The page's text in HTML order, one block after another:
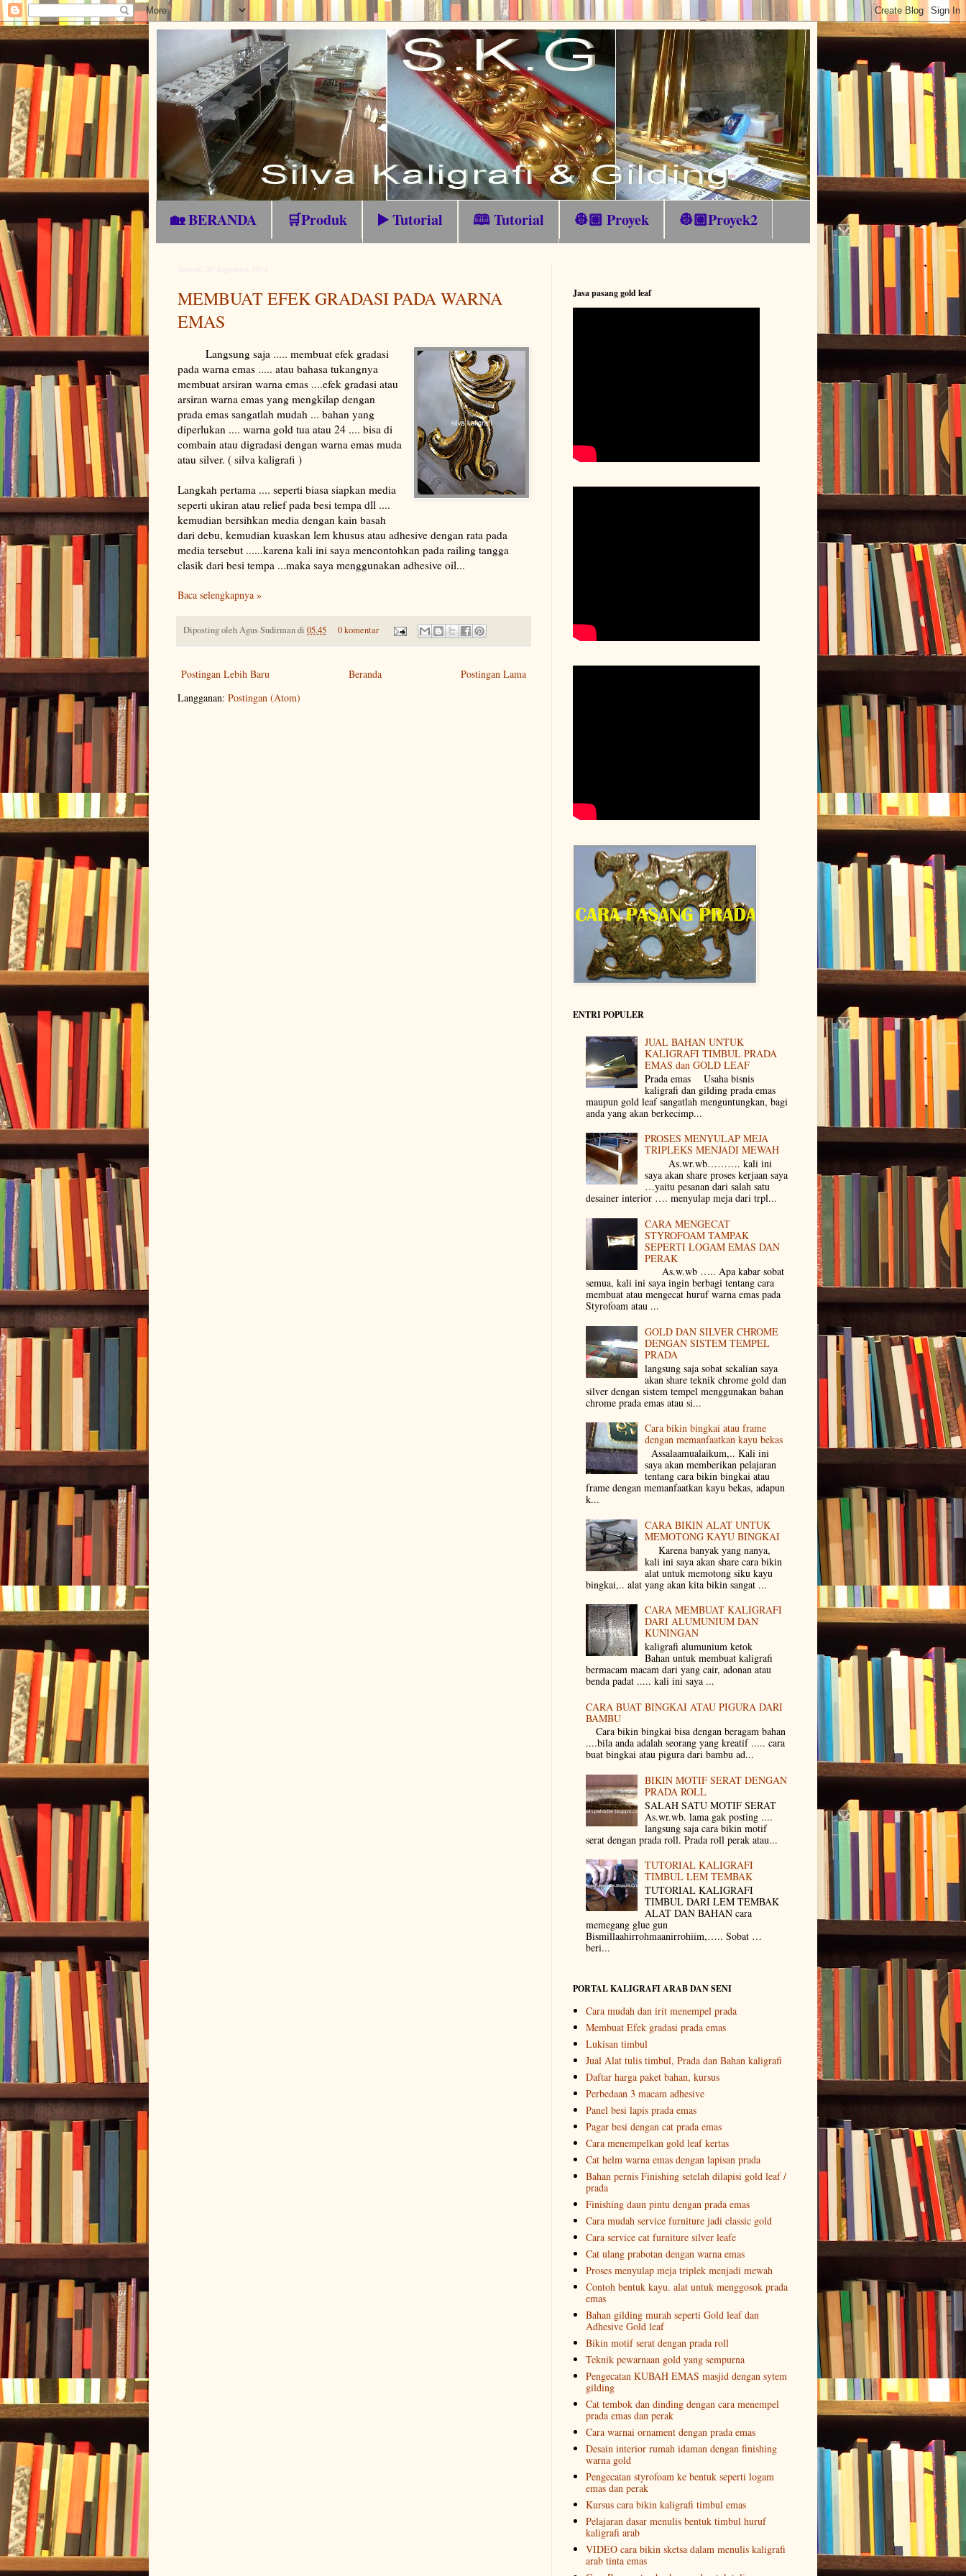
🏡 BERANDA 🛒Produk ▶️ Tutorial 🕮 Tutorial 👷🏼 Proyek 👷🏼Proyek2
MEMBUAT EFEK GRADASI PADA WARNA
EMAS
Langsung saja ..... membuat efek gradasi
pada warna emas ..... atau bahasa tukangnya
membuat arsiran warna emas ....efek gradasi atau
arsiran warna emas yang mengkilap dengan
prada emas sangatlah mudah ... bahan yang
diperlukan .... warna gold tua atau 24 .... bisa di
combain atau digradasi dengan warna emas muda
atau silver. ( silva kaligrafi )
Langkah pertama .... seperti biasa siapkan media
seperti ukiran atau relief pada besi tempa dll ....
kemudian bersihkan media dengan kain basah
dari debu, kemudian kuaskan lem khusus atau adhesive dengan rata pada
media tersebut ......karena kali ini saya mencontohkan pada railing tangga
clasik dari besi tempa ...maka saya menggunakan adhesive oil...
Baca selengkapnya »
Diposting olehAgus Sudirmandi 05.45 0 komentar
Postingan Lebih Baru Postingan Lama
Beranda
Langganan: Postingan (Atom)
Jasa pasang gold leaf
ENTRI POPULER
JUAL BAHAN UNTUK
KALIGRAFI TIMBUL PRADA
EMAS dan GOLD LEAF
Prada emas Usaha bisnis
kaligrafi dan gilding prada emas
maupun gold leaf sangatlah menguntungkan, bagi
anda yang akan berkecimp...
PROSES MENYULAP MEJA
TRIPLEKS MENJADI MEWAH
As.wr.wb………. kali ini
saya akan share proses kerjaan saya
…yaitu pesanan dari salah satu
desainer interior …. menyulap meja dari trpl...
CARA MENGECAT
STYROFOAM TAMPAK
SEPERTI LOGAM EMAS DAN
PERAK
As.w.wb ….. Apa kabar sobat
semua, kali ini saya ingin berbagi tentang cara
membuat atau mengecat huruf warna emas pada
Styrofoam atau ...
GOLD DAN SILVER CHROME
DENGAN SISTEM TEMPEL
PRADA
langsung saja sobat sekalian saya
akan share teknik chrome gold dan
silver dengan sistem tempel menggunakan bahan
chrome prada emas atau si...
Cara bikin bingkai atau frame
dengan memanfaatkan kayu bekas
Assalaamualaikum,.. Kali ini
saya akan memberikan pelajaran
tentang cara bikin bingkai atau
frame dengan memanfaatkan kayu bekas, adapun
k...
CARA BIKIN ALAT UNTUK
MEMOTONG KAYU BINGKAI
Karena banyak yang nanya,
kali ini saya akan share cara bikin
alat untuk memotong siku kayu
bingkai,.. alat yang akan kita bikin sangat ...
CARA MEMBUAT KALIGRAFI
DARI ALUMUNIUM DAN
KUNINGAN
kaligrafi alumunium ketok
Bahan untuk membuat kaligrafi
bermacam macam dari yang cair, adonan atau
benda padat ..... kali ini saya ...
CARA BUAT BINGKAI ATAU PIGURA DARI
BAMBU
Cara bikin bingkai bisa dengan beragam bahan
....bila anda adalah seorang yang kreatif ..... cara
buat bingkai atau pigura dari bambu ad...
BIKIN MOTIF SERAT DENGAN
PRADA ROLL
SALAH SATU MOTIF SERAT
As.wr.wb. lama gak posting ....
langsung saja cara bikin motif
serat dengan prada roll. Prada roll perak atau...
TUTORIAL KALIGRAFI
TIMBUL LEM TEMBAK
TUTORIAL KALIGRAFI
TIMBUL DARI LEM TEMBAK
ALAT DAN BAHAN cara
memegang glue gun
Bismillaahirrohmaanirrohiim,….. Sobat …
beri...
PORTAL KALIGRAFI ARAB DAN SENI
Cara mudah dan irit menempel prada
Membuat Efek gradasi prada emas
Lukisan timbul
Jual Alat tulis timbul, Prada dan Bahan kaligrafi
Daftar harga paket bahan, kursus
Perbedaan 3 macam adhesive
Panel besi lapis prada emas
Pagar besi dengan cat prada emas
Cara menempelkan gold leaf kertas
Cat helm warna emas dengan lapisan prada
Bahan pernis Finishing setelah dilapisi gold leaf /
prada
Finishing daun pintu dengan prada emas
Cara mudah service furniture jadi classic gold
Cara service cat furniture silver leafe
Cat ulang prabotan dengan warna emas
Proses menyulap meja triplek menjadi mewah
Contoh bentuk kayu. alat untuk menggosok prada
emas
Bahan gilding murah seperti Gold leaf dan
Adhesive Gold leaf
Bikin motif serat dengan prada roll
Teknik pewarnaan gold yang sempurna
Pengecatan KUBAH EMAS masjid dengan sytem
gilding
Cat tembok dan dinding dengan cara menempel
prada emas dan perak
Cara warnai ornament dengan prada emas
Desain interior rumah idaman dengan finishing
warna gold
Pengecatan styrofoam ke bentuk seperti logam
emas dan perak
Kursus cara bikin kaligrafi timbul emas
Pelajaran dasar menulis bentuk timbul huruf
kaligrafi arab
VIDEO cara bikin sketsa dalam menulis kaligrafi
arab tinta emas